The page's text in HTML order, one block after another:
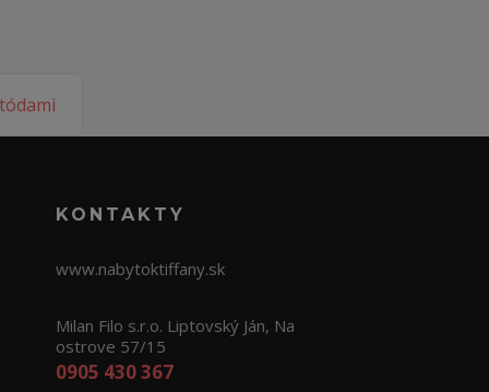
KONTAKTY
www.nabytoktiffany.sk
Milan Filo s.r.o. Liptovský Ján, Na
ostrove 57/15
0905 430 367